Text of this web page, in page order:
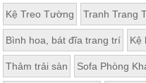
Sofa,
tủ
rượu,
Bàn
Nội
Kệ Treo Tường Tranh Trang
Bình hoa, bát đĩa trang trí Kệ
Thảm trải sàn Sofa Phòng